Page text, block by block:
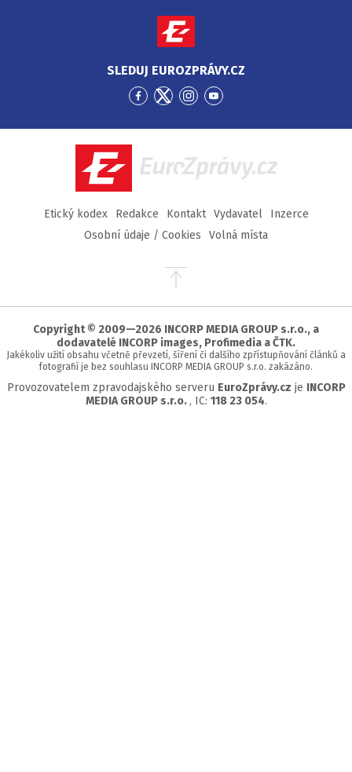
SLEDUJ EUROZPRÁVY.CZ
Přejít
Facebook
Přejít
Twitter
Přejít
Instagram
Přejít
YouTube
EuroZprávy.cz
Etický kodex Redakce Kontakt Vydavatel
Inzerce
Osobní údaje / Cookies
Volná místa
Přejít
stránky
Copyright © 2009—2026 INCORP MEDIA GROUP s.r.o., a
dodavatelé INCORP images, Profimedia a ČTK.
Jakékoliv užití obsahu včetně převzetí, šíření či dalšího zpřístupňování článků a
fotografií je bez souhlasu INCORP MEDIA GROUP s.r.o. zakázáno.
Provozovatelem zpravodajského serveru EuroZprávy.cz je INCORP
MEDIA GROUP s.r.o. , IC: 118 23 054.